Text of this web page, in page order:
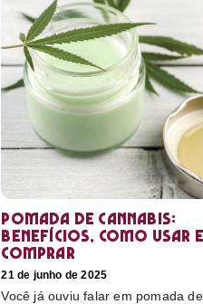
Pomada de cannabis:
Benefícios, como usar
comprar
21 de junho de 2025
Você já ouviu falar em pomada de